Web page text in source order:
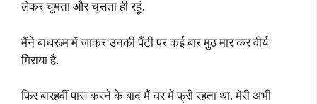
लेकर चूमता और चूसता ही रहूं.
मैंने बाथरूम में जाकर उनकी पैंटी पर कई बार मुठ मार कर वीर्य
गिराया है.
फिर बारहवीं पास करने के बाद मैं घर में फ्री रहता था. मेरी अभी